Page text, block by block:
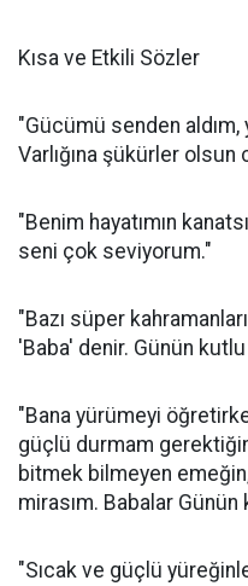
Kısa ve Etkili Sözler
"Gücümü senden
Varlığına şükürler olsun
"Benim hayatımın
seni çok seviyorum."
"Bazı süper
'Baba' denir. Günün
"Bana yürümeyi
güçlü durmam
bitmek bilmeyen
mirasım. Babalar
"Sıcak ve güçlü